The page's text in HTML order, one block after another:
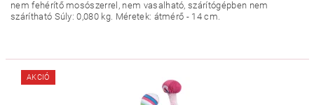
nem fehérítő mosószerrel, nem vasalható, szárítógépben nem
szárítható Súly: 0,080 kg. Méretek: átmérő - 14 cm.
AKCIÓ